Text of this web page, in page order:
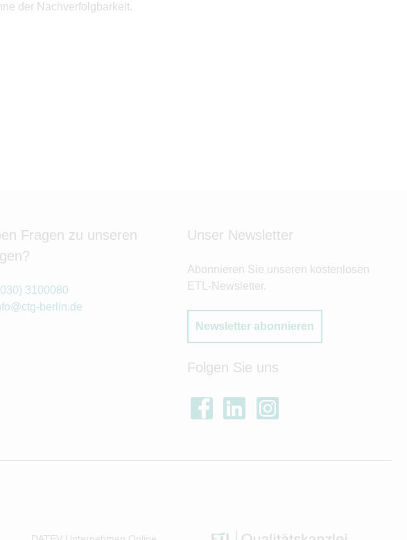
der Nachverfolgbarkeit.
Fragen zu unseren
3100080
berlin.de
Unser Newsletter
Abonnieren Sie unseren kostenlosen
ETL-Newsletter.
Newsletter abonnieren
Folgen Sie uns